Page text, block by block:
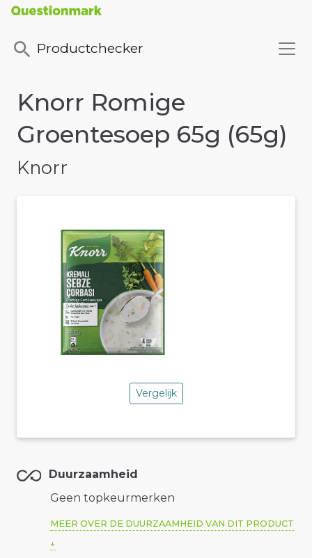
Productchecker
Knorr Romige
Groentesoep 65g (65g)
Knorr
Vergelijk
Duurzaamheid
Geen topkeurmerken
MEER OVER DE DUURZAAMHEID VAN DIT PRODUCT